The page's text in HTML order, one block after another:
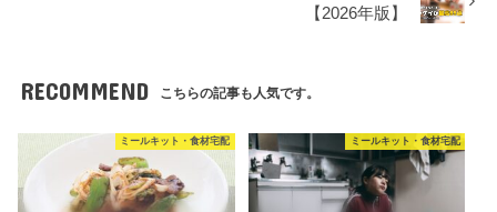
【2026年版】
RECOMMEND こちらの記事も人気です。
ミールキット・食材宅配 ミールキット・食材宅配